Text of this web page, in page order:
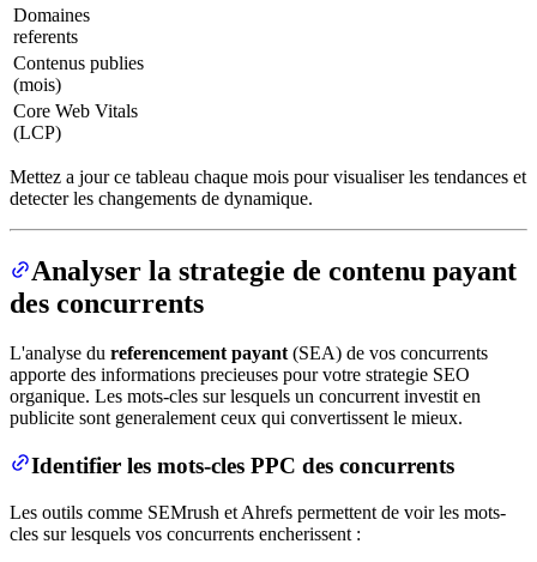
Domaines
referents
Contenus publies
(mois)
Core Web Vitals
(LCP)
Mettez a jour ce tableau chaque mois pour visualiser les tendances et
detecter les changements de dynamique.
Analyser la strategie de contenu payant
des concurrents
L'analyse du referencement payant(SEA) de vos concurrents
apporte des informations precieuses pour votre strategie SEO
organique. Les mots-cles sur lesquels un concurrent investit en
publicite sont generalement ceux qui convertissent le mieux.
Identifier les mots-cles PPC des concurrents
Les outils comme SEMrush et Ahrefs permettent de voir les mots-
cles sur lesquels vos concurrents encherissent :